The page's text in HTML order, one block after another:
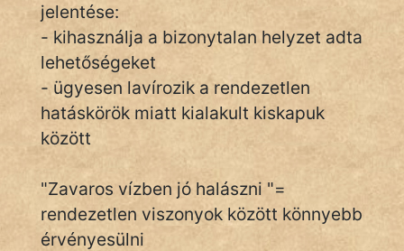
Tréfás
IRODALOM
SZÓLÁS
És
KÖZMONDÁS
jelentése:
- kihasználja a bizonytalan helyzet adta
lehetőségeket
- ügyesen lavírozik a rendezetlen
hatáskörök miatt kialakult kiskapuk
között
"Zavaros vízben jó halászni "=
rendezetlen viszonyok között könnyebb
érvényesülni